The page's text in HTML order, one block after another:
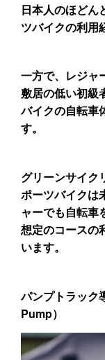
日本人のほどん
ツバイクの利用
一方で、レジャ
敷居の低い初級
バイクの自転車
す。
グリーンサイク
ポーツバイクは
ャーでも自転車
想定のコースの
います。
パンプトラッ
Pump）